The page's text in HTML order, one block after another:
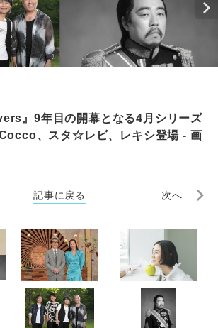
』9年目の開幕となる4月シリーズ
、スタ☆レビ、レキシ登場 - 画
記事に戻る 次へ